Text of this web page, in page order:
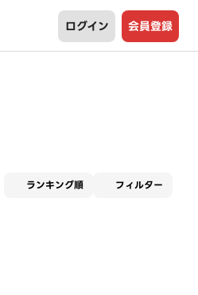
ログイン 会員登録
ランキング順 フィルター